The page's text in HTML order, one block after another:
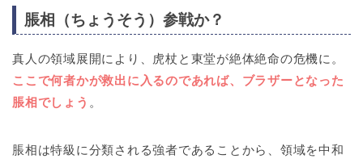
脹相（ちょうそう）参戦か？
真人の領域展開により、虎杖と東堂が絶体絶命の危機に。
ここで何者かが救出に入るのであれば、ブラザーとなった
脹相でしょう 。
脹相は特級に分類される強者であることから、領域を中和